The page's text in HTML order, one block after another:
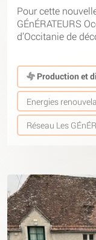
Pour cette
GÉnÉRATEURS
d’Occitanie de
Production et
Energies
Réseau Les